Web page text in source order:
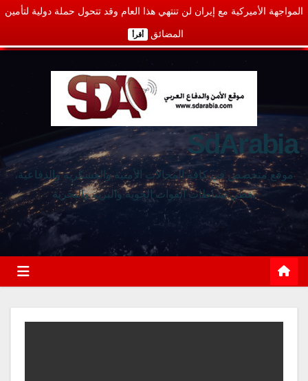
المواجهة الأميركية مع إيران لن تنتهي هذا العام وقد تتحول حملة دولية لتأمين
المضائق أقرأ
SdArabia
موقع متخصص في كافة المجالات الأمنية والعسكرية والدفاعية،
يغطي نشاطات القوات الجوية والبرية والبحرية